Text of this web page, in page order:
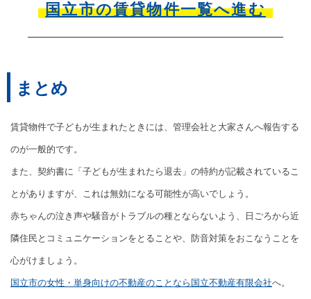
国立市の賃貸物件一覧へ進む
まとめ
賃貸物件で子どもが生まれたときには、管理会社と大家さんへ報告する
のが一般的です。
また、契約書に「子どもが生まれたら退去」の特約が記載されているこ
とがありますが、これは無効になる可能性が高いでしょう。
赤ちゃんの泣き声や騒音がトラブルの種とならないよう、日ごろから近
隣住民とコミュニケーションをとることや、防音対策をおこなうことを
心がけましょう。
国立市の女性・単身向けの不動産のことなら国立不動産有限会社へ。